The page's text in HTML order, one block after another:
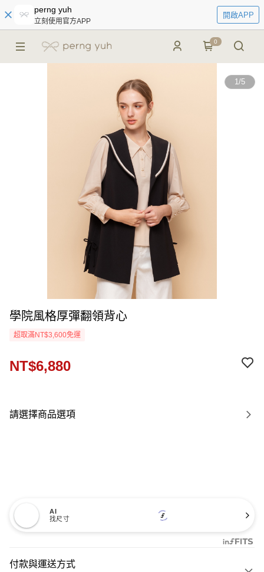
perng yuh
立刻使用官方APP
開啟APP
0
1/5
學院風格厚彈翻領背心
超取滿NT$3,600免運
NT$6,880
請選擇商品選項
AI
找尺寸
付款與運送方式